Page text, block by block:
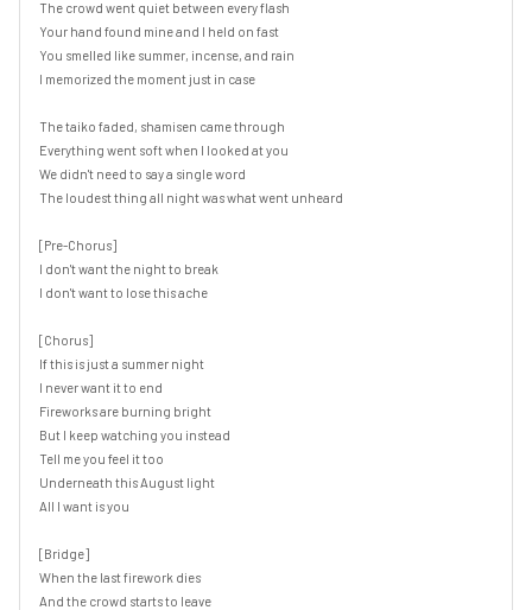
The crowd went quiet between every flash
Your hand found mine and I held on fast
You smelled like summer, incense, and rain
I memorized the moment just in case
The taiko faded, shamisen came through
Everything went soft when I looked at you
We didn't need to say a single word
The loudest thing all night was what went unheard
[Pre-Chorus]
I don't want the night to break
I don't want to lose this ache
[Chorus]
If this is just a summer night
I never want it to end
Fireworks are burning bright
But I keep watching you instead
Tell me you feel it too
Underneath this August light
All I want is you
[Bridge]
When the last firework dies
And the crowd starts to leave